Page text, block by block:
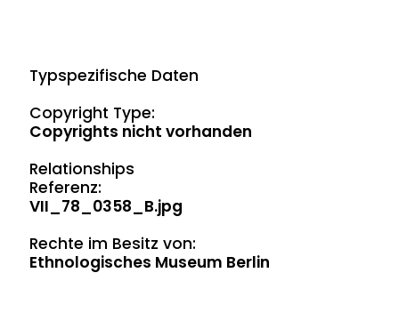
Typspezifische Daten
Copyright Type:
Copyrights nicht vorhanden
Relationships
Referenz:
VII_78_0358_B.jpg
Rechte im Besitz von:
Ethnologisches Museum Berlin